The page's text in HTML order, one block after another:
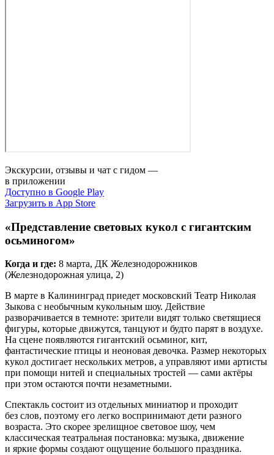
Экскурсии, отзывы и чат с гидом —
в приложении
Доступно в Google Play
Загрузить в App Store
«Представление световых кукол с гигантским
осьминогом»
Когда и где: 8 марта, ДК Железнодорожников
(Железнодорожная улица, 2)
В марте в Калининград приедет московский Театр Николая
Зыкова с необычным кукольным шоу. Действие
разворачивается в темноте: зрители видят только светящиеся
фигуры, которые движутся, танцуют и будто парят в воздухе.
На сцене появляются гигантский осьминог, кит,
фантастические птицы и неоновая девочка. Размер некоторых
кукол достигает нескольких метров, а управляют ими артисты
при помощи нитей и специальных тростей — сами актёры
при этом остаются почти незаметными.
Спектакль состоит из отдельных миниатюр и проходит
без слов, поэтому его легко воспринимают дети разного
возраста. Это скорее зрелищное световое шоу, чем
классическая театральная постановка: музыка, движение
и яркие формы создают ощущение большого праздника.